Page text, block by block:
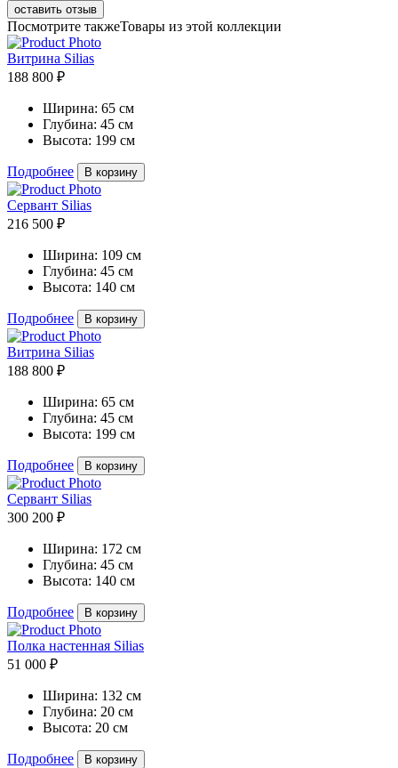
оставить отзыв
Посмотрите такжеТовары из этой коллекции
Витрина Silias
188 800 ₽
Ширина: 65 см
Глубина: 45 см
Высота: 199 см
Подробнее В корзину
Сервант Silias
216 500 ₽
Ширина: 109 см
Глубина: 45 см
Высота: 140 см
Подробнее В корзину
Витрина Silias
188 800 ₽
Ширина: 65 см
Глубина: 45 см
Высота: 199 см
Подробнее В корзину
Сервант Silias
300 200 ₽
Ширина: 172 см
Глубина: 45 см
Высота: 140 см
Подробнее В корзину
Полка настенная Silias
51 000 ₽
Ширина: 132 см
Глубина: 20 см
Высота: 20 см
Подробнее В корзину